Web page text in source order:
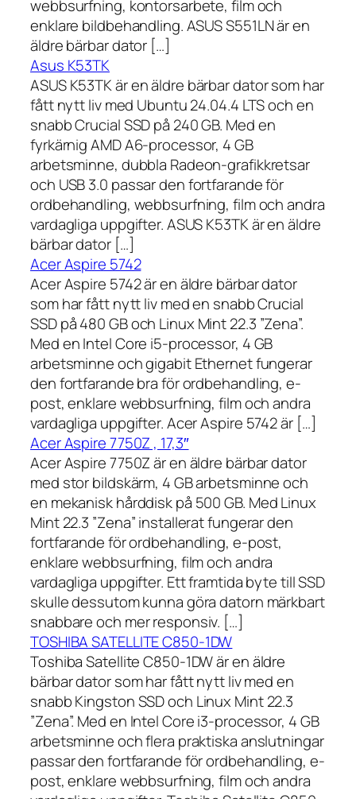
webbsurfning, kontorsarbete, film och
enklare bildbehandling. ASUS S551LN är en
äldre bärbar dator […]
Asus K53TK
ASUS K53TK är en äldre bärbar dator som har
fått nytt liv med Ubuntu 24.04.4 LTS och en
snabb Crucial SSD på 240 GB. Med en
fyrkärnig AMD A6-processor, 4 GB
arbetsminne, dubbla Radeon-grafikkretsar
och USB 3.0 passar den fortfarande för
ordbehandling, webbsurfning, film och andra
vardagliga uppgifter. ASUS K53TK är en äldre
bärbar dator […]
Acer Aspire 5742
Acer Aspire 5742 är en äldre bärbar dator
som har fått nytt liv med en snabb Crucial
SSD på 480 GB och Linux Mint 22.3 ”Zena”.
Med en Intel Core i5-processor, 4 GB
arbetsminne och gigabit Ethernet fungerar
den fortfarande bra för ordbehandling, e-
post, enklare webbsurfning, film och andra
vardagliga uppgifter. Acer Aspire 5742 är […]
Acer Aspire 7750Z , 17,3″
Acer Aspire 7750Z är en äldre bärbar dator
med stor bildskärm, 4 GB arbetsminne och
en mekanisk hårddisk på 500 GB. Med Linux
Mint 22.3 ”Zena” installerat fungerar den
fortfarande för ordbehandling, e-post,
enklare webbsurfning, film och andra
vardagliga uppgifter. Ett framtida byte till SSD
skulle dessutom kunna göra datorn märkbart
snabbare och mer responsiv. […]
TOSHIBA SATELLITE C850-1DW
Toshiba Satellite C850-1DW är en äldre
bärbar dator som har fått nytt liv med en
snabb Kingston SSD och Linux Mint 22.3
”Zena”. Med en Intel Core i3-processor, 4 GB
arbetsminne och flera praktiska anslutningar
passar den fortfarande för ordbehandling, e-
post, enklare webbsurfning, film och andra